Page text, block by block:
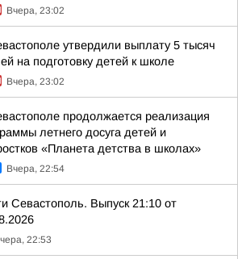
Вчера, 23:02
утвердили выплату 5 тысяч
на подготовку детей к школе
Вчера, 23:02
продолжается реализация
летнего досуга детей и
«Планета детства в школах»
Вчера, 22:54
Севастополь. Выпуск 21:10 от
22:53